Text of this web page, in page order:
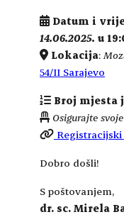
Datum i
14.06.2025. u
Lokacija:
54/II Sarajevo
Broj mjesta
Osigurajte
Dobro došli!
S poštovanjem,
dr. sc. Mirela